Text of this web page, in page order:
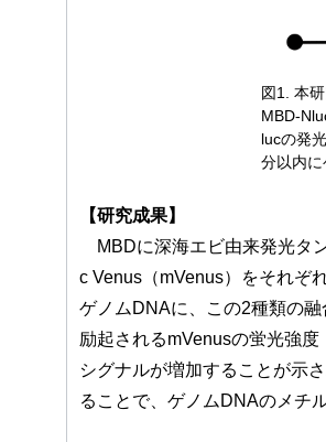
図1. 本
MBD-
lucの発
分以内に
【研究成果】
MBDに深海エビ由来発光タ
c Venus（mVenus）をそれぞ
ゲノムDNAに、この2種類の
励起されるmVenusの蛍光強
シグナルが増加することが示
ることで、ゲノムDNAのメチ